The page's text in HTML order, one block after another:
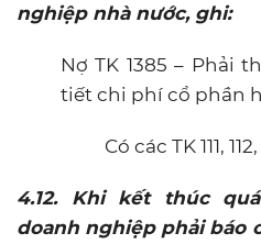
nghiệp nhà nước, ghi:
Nợ TK 1385 – Phải
tiết chi phí cổ phần
Có các TK 111,
4.12. Khi kết thúc
doanh nghiệp phải báo